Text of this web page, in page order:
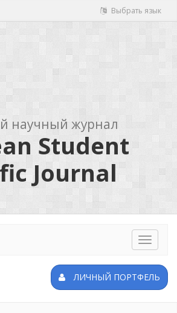
Выбрать язык
научный журнал
Student
Journal
Toggle
ЛИЧНЫЙ ПОРТФЕЛЬ